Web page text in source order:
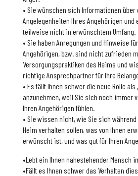
• Sie wünschen sich Informationen über
Angelegenheiten Ihres Angehörigen und
teilweise nicht in erwünschtem Umfang.
• Sie haben Anregungen und Hinweise
Angehörigen, bzw. sind nicht zufrieden
Versorgungspraktiken des Heims und
richtige Ansprechpartner für Ihre
• Es fällt Ihnen schwer die neue Rolle als
anzunehmen, weil Sie sich noch immer
Ihren Angehörigen fühlen.
• Sie wissen nicht, wie Sie sich
Heim verhalten sollen, was von Ihnen
erwünscht ist, und was gut für Ihren
•Lebt ein Ihnen nahestehender Mensch
•Fällt es Ihnen schwer das Verhalten